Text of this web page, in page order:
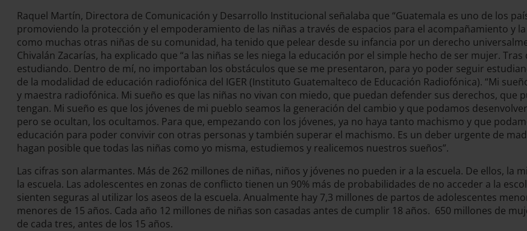
Raquel Martín, Directora de Comunicación y Desarrollo Institucional señalaba que “Guatemala es uno de los
promoviendo la protección y el empoderamiento de las niñas a través de espacios para el acompañamiento y
como muchas otras niñas de su comunidad, ha tenido que pelear desde su infancia por un derecho
Chivalán Zacarías, ha explicado que “a las niñas se les niega la educación por el simple hecho de ser mujer.
estudiando. Dentro de mí, no importaban los obstáculos que se me presentaron, para yo poder seguir
de la modalidad de educación radiofónica del IGER (Instituto Guatemalteco de Educación Radiofónica). “Mi
y maestra radiofónica. Mi sueño es que las niñas no vivan con miedo, que puedan defender sus derechos,
tengan. Mi sueño es que los jóvenes de mi pueblo seamos la generación del cambio y que podamos
pero se ocultan, los ocultamos. Para que, empezando con los jóvenes, ya no haya tanto machismo y que
educación para poder convivir con otras personas y también superar el machismo. Es un deber urgente de
hagan posible que todas las niñas como yo misma, estudiemos y realicemos nuestros sueños”.
Las cifras son alarmantes. Más de 262 millones de niñas, niños y jóvenes no pueden ir a la escuela. De ellos, la
la escuela. Las adolescentes en zonas de conflicto tienen un 90% más de probabilidades de no acceder a la
sienten seguras al utilizar los aseos de la escuela. Anualmente hay 7,3 millones de partos de adolescentes
menores de 15 años. Cada año 12 millones de niñas son casadas antes de cumplir 18 años. 650 millones de
de cada tres, antes de los 15 años.